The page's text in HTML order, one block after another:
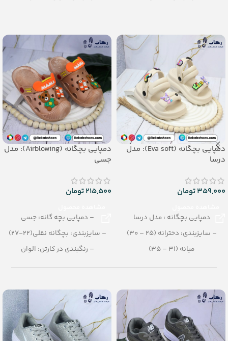
دمپایی بچگانه (Eva soft): مدل
درسا
359,000تومان
دمپایی بچگانه : مدل درسا
– سایزبندی: دخترانه (25 – 30)
میانه (31 – 35)
– جنس: eva soft
دمپایی بچگانه (Airblowing): مدل
جسی
215,500تومان
– دمپایی بچه گانه: جسی
– سایزبندی: بچگانه نقلی(22-27)
– رنگبندی در کارتن: الوان